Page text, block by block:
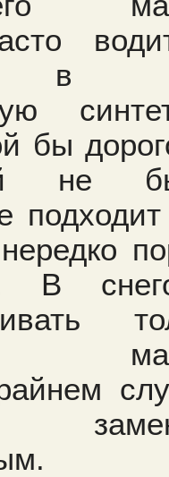
в
бы
не
В